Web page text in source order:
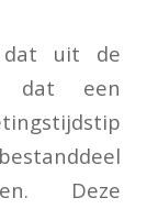
dat uit de
dat een
Deze